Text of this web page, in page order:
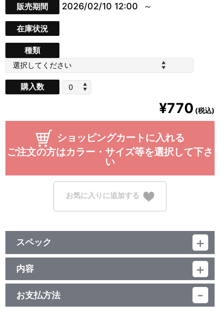
販売期間 2026/02/10 12:00
在庫状況
種類
購入数
¥770 (税込)
ショッピングカートに入れる
ご注文の方はカラー・サイズ等を選択して下さ
い
お気に入りに追加する
スペック
品番：TU-12016,TU-12017,TU-12018,TU-12019,TU-12020,TU-
12021,TU-12022,TU-12023,TU-12024,TU-12025,TU-
12026,TU-12027,TU-12028,TU-12029,TU-12030,TU-
12031,TU-12032,TU-12033,TU-12034,TU-12035,TU-
12036,TU-12037,TU-12038,TU-12039
ジャンル：その他
内容
【使用上の注意】
●本来の用途以外で使用しないでください。
●思わぬ事故のおそれがありますので、乳幼児または小さなお子様
お支払方法